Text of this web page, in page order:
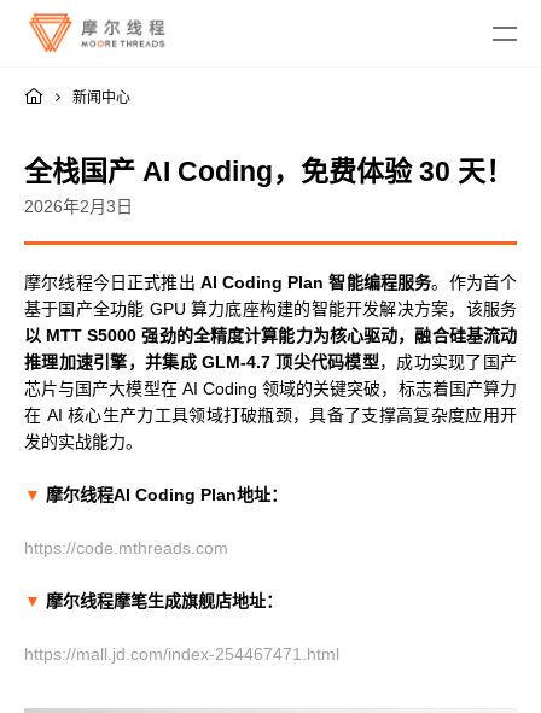
MTT SGX5000
MTT AIBOOK
智娱摩方
MTT E300
MTT S5000
MTT S4000
MTT S3000
MTT S70
驱动程序
Moore Perf System
摩笔马良
AI 语音
融合智算中心
DigitalME 数字人
AI Reality
AI 推理
云电脑
数字孪生与 GIS
广播与专业音视频
新闻中心
全栈国产 AI Coding，免费体验 30 天！
2026年2月3日
摩尔线程今日正式推出 AI Coding Plan 智能编程服务。作为首个
基于国产全功能 GPU 算力底座构建的智能开发解决方案，该服务
以 MTT S5000 强劲的全精度计算能力为核心驱动，融合硅基流动
推理加速引擎，并集成 GLM-4.7 顶尖代码模型，成功实现了国产
芯片与国产大模型在 AI Coding 领域的关键突破，标志着国产算力
在 AI 核心生产力工具领域打破瓶颈，具备了支撑高复杂度应用开
发的实战能力。
▼ 摩尔线程AI Coding Plan地址：
https://code.mthreads.com
▼ 摩尔线程摩笔生成旗舰店地址：
https://mall.jd.com/index-254467471.html